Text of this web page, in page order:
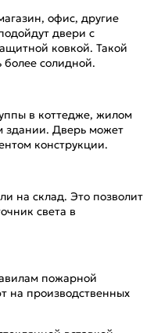
офис, другие
двери с
ковкой. Такой
солидной.
в коттедже, жилом
здании. Дверь может
конструкции.
на склад. Это позволит
света в
пожарной
на производственных